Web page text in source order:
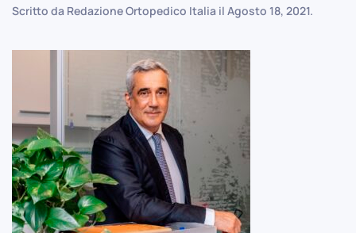
Scritto da Redazione Ortopedico Italia il Agosto 18, 2021.